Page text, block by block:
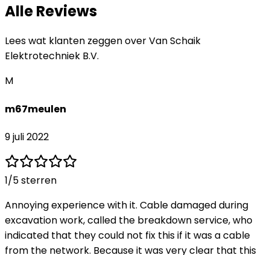
Alle Reviews
Lees wat klanten zeggen overVan Schaik
Elektrotechniek B.V.
M
m67meulen
9 juli 2022
1/5 sterren
Annoying experience with it. Cable damaged during
excavation work, called the breakdown service, who
indicated that they could not fix this if it was a cable
from the network. Because it was very clear that this